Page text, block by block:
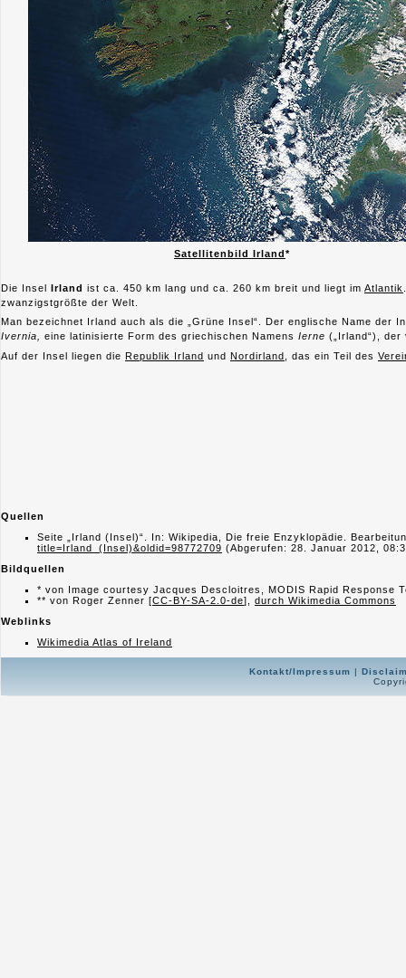
Satellitenbild Irland *
Die Insel Irland ist ca. 450 km lang und ca. 260 km breit und liegt im Atlantik
zwanzigstgrößte der Welt.
Man bezeichnet Irland auch als die „Grüne Insel“. Der englische Name der
Ivernia,
eine latinisierte Form des griechischen Namens Ierne („Irland“),
Auf der Insel liegen die Republik Irland und Nordirland , das ein Teil des
Quellen
Seite „Irland (Insel)“. In: Wikipedia, Die freie Enzyklopädie.
title=Irland_(Insel)&oldid=98772709 (Abgerufen: 28. Januar 2012,
Bildquellen
* von Image courtesy Jacques Descloitres, MODIS Rapid Response
** von Roger Zenner [CC-BY-SA-2.0-de], durch Wikimedia Commons
Weblinks
Wikimedia Atlas of Ireland
Kontakt/Impressum |